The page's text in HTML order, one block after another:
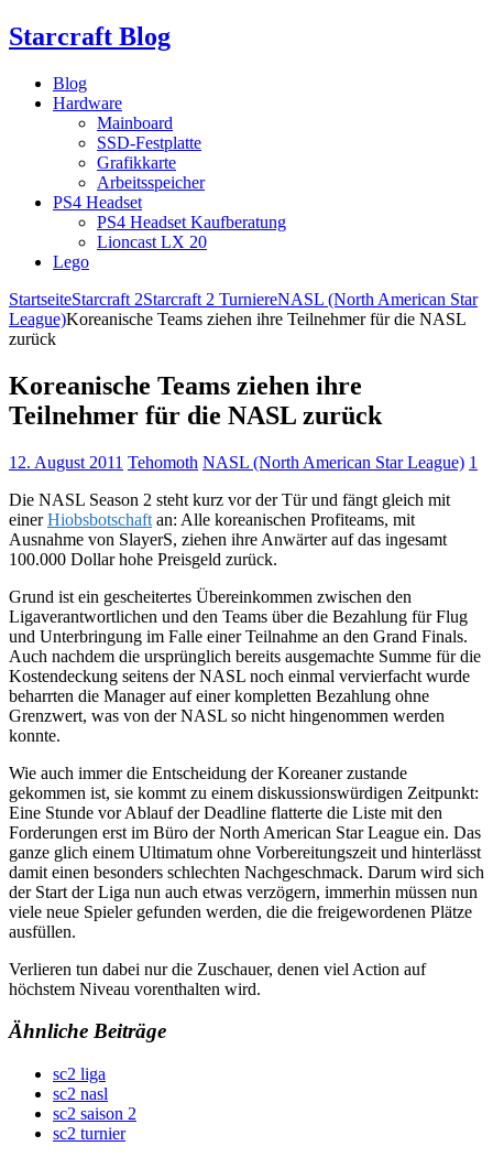
Starcraft Blog
Blog
Hardware
Mainboard
SSD-Festplatte
Grafikkarte
Arbeitsspeicher
PS4 Headset
PS4 Headset Kaufberatung
Lioncast LX 20
Lego
StartseiteStarcraft 2Starcraft 2 TurniereNASL (North American Star
League)Koreanische Teams ziehen ihre Teilnehmer für die NASL
zurück
Koreanische Teams ziehen ihre
Teilnehmer für die NASL zurück
12. August 2011 Tehomoth NASL (North American Star League) 1
Die NASL Season 2 steht kurz vor der Tür und fängt gleich mit
einerHiobsbotschaft an: Alle koreanischen Profiteams, mit
Ausnahme von SlayerS, ziehen ihre Anwärter auf das ingesamt
100.000 Dollar hohe Preisgeld zurück.
Grund ist ein gescheitertes Übereinkommen zwischen den
Ligaverantwortlichen und den Teams über die Bezahlung für Flug
und Unterbringung im Falle einer Teilnahme an den Grand Finals.
Auch nachdem die ursprünglich bereits ausgemachte Summe für die
Kostendeckung seitens der NASL noch einmal vervierfacht wurde
beharrten die Manager auf einer kompletten Bezahlung ohne
Grenzwert, was von der NASL so nicht hingenommen werden
konnte.
Wie auch immer die Entscheidung der Koreaner zustande
gekommen ist, sie kommt zu einem diskussionswürdigen Zeitpunkt:
Eine Stunde vor Ablauf der Deadline flatterte die Liste mit den
Forderungen erst im Büro der North American Star League ein. Das
ganze glich einem Ultimatum ohne Vorbereitungszeit und hinterlässt
damit einen besonders schlechten Nachgeschmack. Darum wird sich
der Start der Liga nun auch etwas verzögern, immerhin müssen nun
viele neue Spieler gefunden werden, die die freigewordenen Plätze
ausfüllen.
Verlieren tun dabei nur die Zuschauer, denen viel Action auf
höchstem Niveau vorenthalten wird.
Ähnliche Beiträge
sc2 liga
sc2 nasl
sc2 saison 2
sc2 turnier